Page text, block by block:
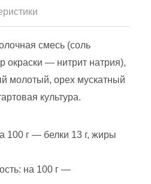
смесь (соль
окраски — нитрит натрия),
молотый, орех мускатный
культура.
100 г — белки 13 г, жиры
на 100 г —